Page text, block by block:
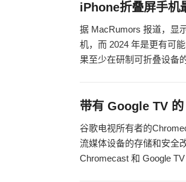
iPhone折叠屏手机
据 MacRumors 报道，显
机，而 2024 年是更有可
果至少在研制可折叠设备
带有 Google TV
谷歌电视所有者的
流媒体设备的存储和安全
Chromecast 和 Google